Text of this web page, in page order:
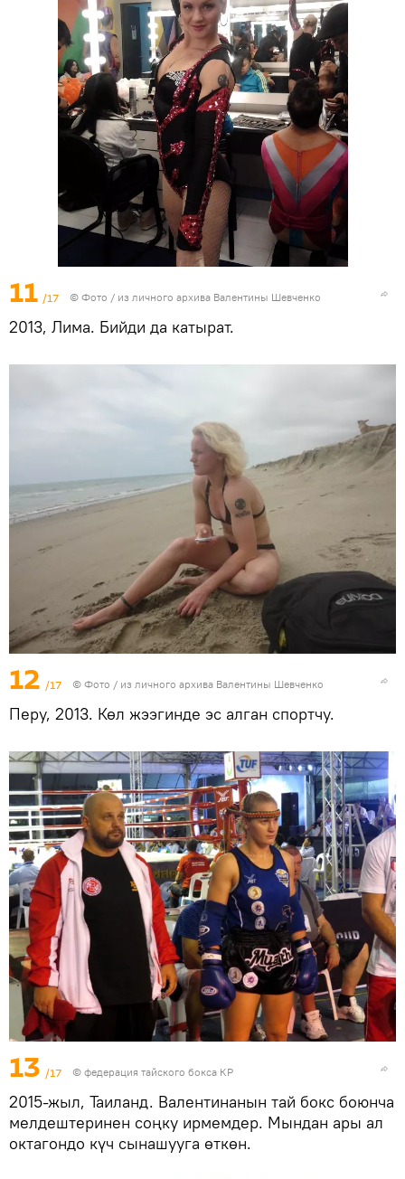
11 /17 © Фото / из личного архива Валентины Шевченко
2013, Лима. Бийди да катырат.
12 /17 © Фото / из личного архива Валентины Шевченко
Перу, 2013. Көл жээгинде эс алган спортчу.
13 /17 © федерация тайского бокса КР
2015-жыл, Таиланд. Валентинанын тай бокс боюнча
мелдештеринен соңку ирмемдер. Мындан ары ал
октагондо күч сынашууга өткөн.